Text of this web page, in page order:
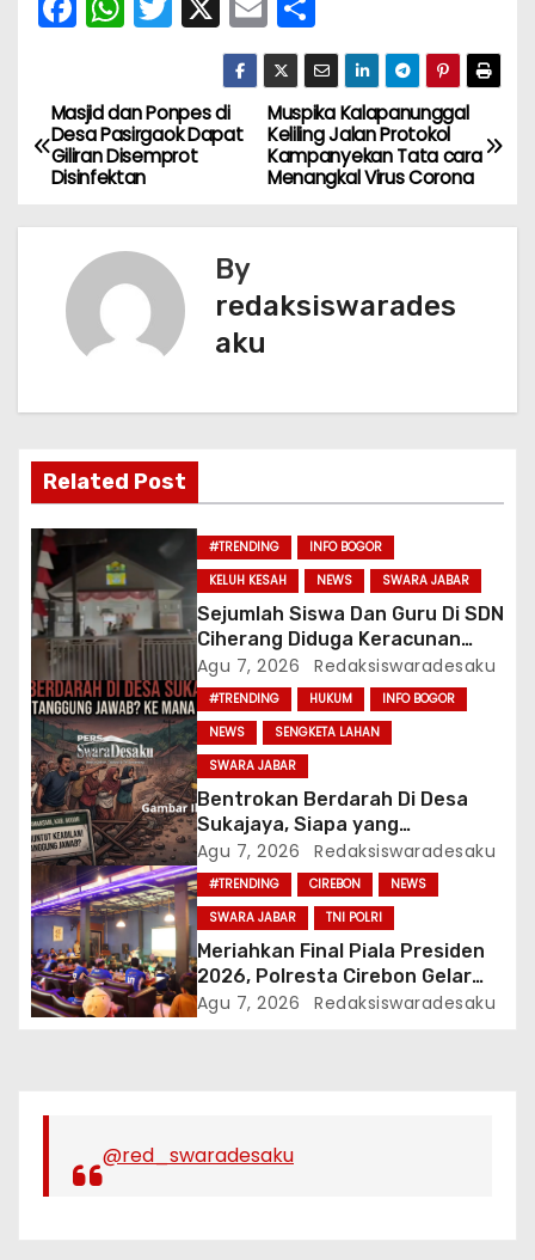
a
e
b
o
o
k
h
ts
A
p
p
w
er
m
ai
l
h
ar
e
N
a
v
s
p
o
s
Muspika Kalapanunggal
Keliling Jalan Protokol
Kampanyekan Tata cara
Menangkal Virus Corona
Masjid dan Ponpes di
Desa Pasirgaok Dapat
Giliran Disemprot
Disinfektan
By
redaksiswarades
aku
Related Post
#TRENDING
INFO BOGOR
KELUH KESAH
NEWS SWARA JABAR
Sejumlah Siswa Dan Guru Di SDN
Ciherang Diduga Keracunan
Usai Menyantap Menu Program
MBG, Puluhan Korban Dirawat Di
Puskesmas
Agu 7, 2026 Redaksiswaradesaku
#TRENDING HUKUM
INFO BOGOR
NEWS
SENGKETA LAHAN
SWARA JABAR
Bentrokan Berdarah Di Desa
Sukajaya, Siapa yang
Bertanggung Jawab? Ke Mana
APH?
Agu 7, 2026 Redaksiswaradesaku
#TRENDING CIREBON
NEWS
SWARA JABAR
TNI POLRI
Meriahkan Final Piala Presiden
2026, Polresta Cirebon Gelar
Nobar Persib vs Persebaya Dan
Agu 7, 2026 Redaksiswaradesaku
@red_swaradesaku